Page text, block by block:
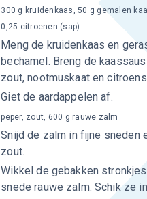
Meng de kruidenkaas en
bechamel. Breng de
zout, nootmuskaat en
300 g kruidenkaas, 50 g gemalen
0,25 citroenen (sap)
Giet de aardappelen af.
Snijd de zalm in fijne sneden
zout.
peper, zout, 600 g rauwe zalm
Wikkel de gebakken
snede rauwe zalm. Schik ze